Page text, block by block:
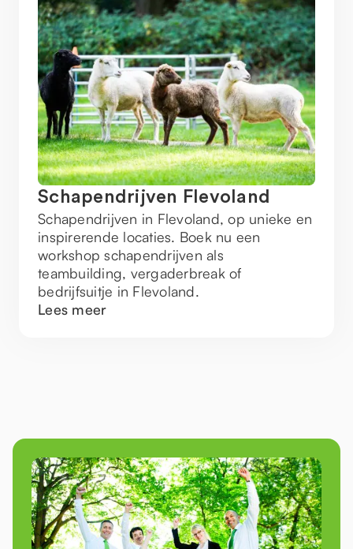
Schapendrijven Flevoland
Schapendrijven in Flevoland, op unieke en
inspirerende locaties. Boek nu een
workshop schapendrijven als
teambuilding, vergaderbreak of
bedrijfsuitje in Flevoland.
Lees meer